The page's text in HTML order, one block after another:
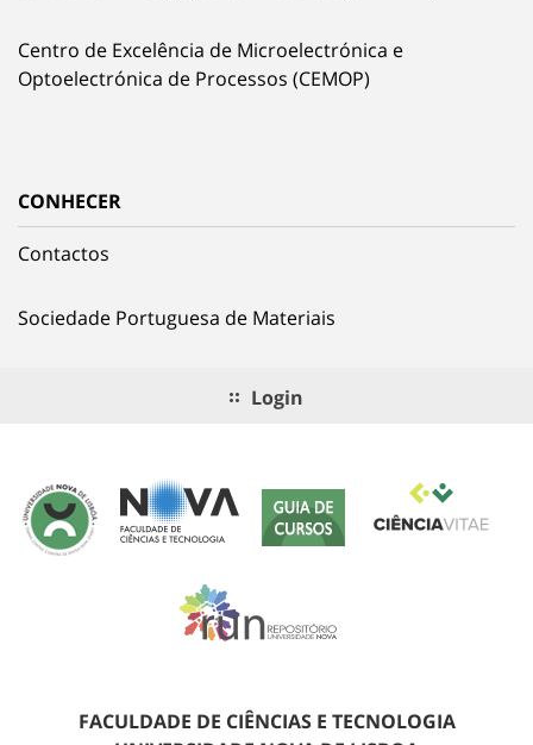
Centro de Excelência de Microelectrónica e
Optoelectrónica de Processos (CEMOP)
CONHECER
Contactos
Sociedade Portuguesa de Materiais
Login
FACULDADE DE CIÊNCIAS E TECNOLOGIA